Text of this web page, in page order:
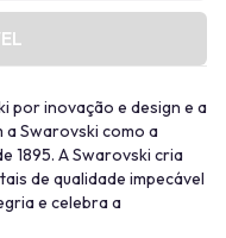
por inovação e design e a
Swarovski como a
1895. A Swarovski cria
de qualidade impecável
e celebra a